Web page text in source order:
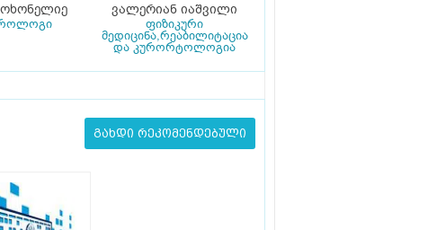
ვალერიან იაშვილი
ფიზიკური
მედიცინა,რეაბილიტაცია
და კურორტოლოგია
გახდი რეკომენდებული